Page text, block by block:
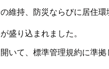
維持、防災ならびに居住環
盛り込まれました。
いて、標準管理規約に準拠